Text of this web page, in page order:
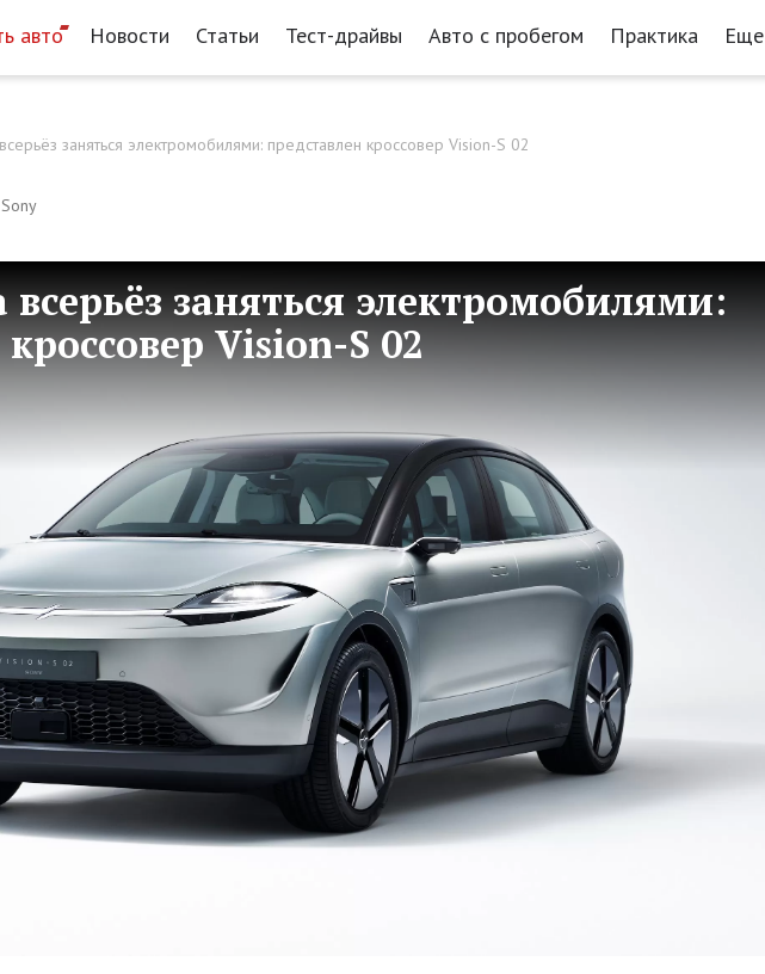
авто Новости Статьи Тест-драйвы Авто с пробегом Практика Еще
заняться электромобилями: представлен кроссовер Vision-S 02
заняться электромобилями:
Vision-S 02